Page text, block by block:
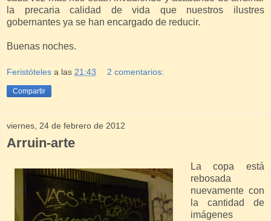
la precaria calidad de vida que nuestros ilustres
gobernantes ya se han encargado de reducir.
Buenas noches.
Feristóteles a las 21:43 2 comentarios:
Compartir
viernes, 24 de febrero de 2012
Arruin-arte
La copa está
rebosada
nuevamente con
la cantidad de
imágenes